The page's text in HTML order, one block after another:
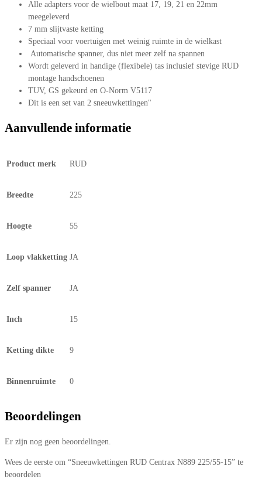
Alle adapters voor de wielbout maat 17, 19, 21 en 22mm
meegeleverd
7 mm slijtvaste ketting
Speciaal voor voertuigen met weinig ruimte in de wielkast
Automatische spanner, dus niet meer zelf na spannen
Wordt geleverd in handige (flexibele) tas inclusief stevige RUD
montage handschoenen
TUV, GS gekeurd en O-Norm V5117
Dit is een set van 2 sneeuwkettingen"
Aanvullende informatie
Product merk RUD
Breedte 225
Hoogte 55
Loop vlakketting JA
Zelf spanner JA
Inch 15
Ketting dikte 9
Binnenruimte 0
Beoordelingen
Er zijn nog geen beoordelingen.
Wees de eerste om “Sneeuwkettingen RUD Centrax N889 225/55-15” te
beoordelen